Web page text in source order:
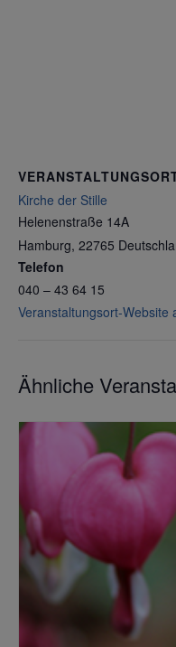
Kirche der Stille
Helenenstraße 14A
Hamburg, 22765
Telefon
040 – 43 64 15
Veranstaltungsort-Website
Ähnliche